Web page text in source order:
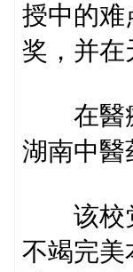
授中的难
奖，并在
在醫療
湖南中醫
该校党
不竭完美